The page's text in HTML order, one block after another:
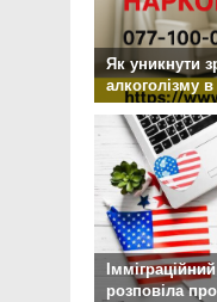
Як уникнути
алкоголізму
розповіла